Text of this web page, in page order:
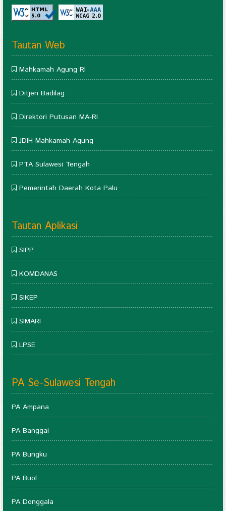
Tautan Web
Mahkamah Agung RI
Ditjen Badilag
Direktori Putusan MA-RI
JDIH Mahkamah Agung
PTA Sulawesi Tengah
Pemerintah Daerah Kota Palu
Tautan Aplikasi
SIPP
KOMDANAS
SIKEP
SIMARI
LPSE
PA Se-Sulawesi Tengah
PA Ampana
PA Banggai
PA Bungku
PA Buol
PA Donggala